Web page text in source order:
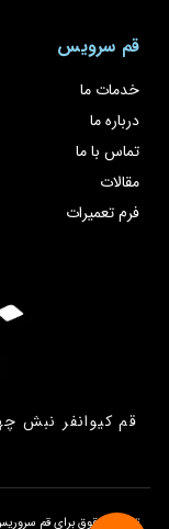
قم سرویس
خدمات ما
درباره ما
تماس با ما
مقالات
فرم تعمیرات
قم کیوانفر نبش
تمامی حقوق برای قم